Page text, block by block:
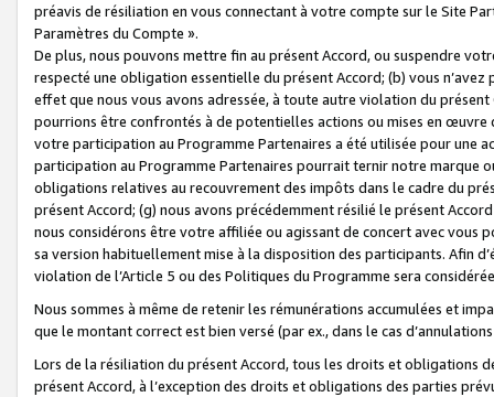
préavis de résiliation en vous connectant à votre compte sur le Site
Paramètres du Compte ».
De plus, nous pouvons mettre fin au présent Accord, ou suspendre
respecté une obligation essentielle du présent Accord; (b) vous
effet que nous vous avons adressée, à toute autre violation du
pourrions être confrontés à de potentielles actions ou mises en
votre participation au Programme Partenaires a été utilisée pour une
participation au Programme Partenaires pourrait ternir notre marque
obligations relatives au recouvrement des impôts dans le cadre du
présent Accord; (g) nous avons précédemment résilié le présent
nous considérons être votre affiliée ou agissant de concert avec vous
sa version habituellement mise à la disposition des participants. Afin
violation de l’Article 5 ou des Politiques du Programme sera
Nous sommes à même de retenir les rémunérations accumulées et
que le montant correct est bien versé (par ex., dans le cas
Lors de la résiliation du présent Accord, tous les droits et obligations
présent Accord, à l’exception des droits et obligations des parties